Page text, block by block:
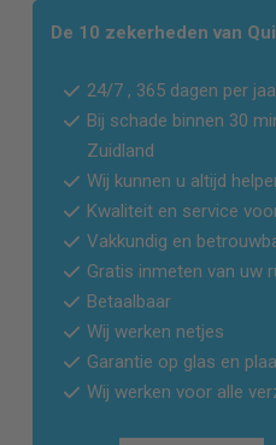
De 10 zekerheden van
24/7 , 365 dagen per
Bij schade binnen 30
Zuidland
Wij kunnen u altijd
Kwaliteit en service
Vakkundig en
Gratis inmeten van uw
Betaalbaar
Wij werken netjes
Garantie op glas en
Wij werken voor alle